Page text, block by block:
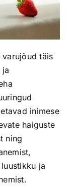
varujõud täis
inimese
haiguste
ning
ja